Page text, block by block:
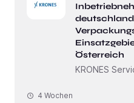
Österreich
KRONES
4 Wochen